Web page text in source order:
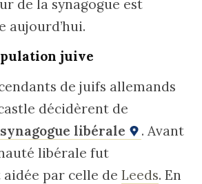
de la synagogue est
aujourd’hui.
juive
de juifs allemands
décidèrent de
synagogue libérale
. Avant
libérale fut
par celle de Leeds. En